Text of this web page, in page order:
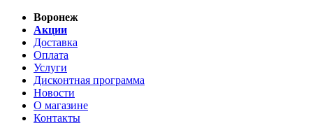
Воронеж
Акции
Доставка
Оплата
Услуги
Дисконтная программа
Новости
О магазине
Контакты